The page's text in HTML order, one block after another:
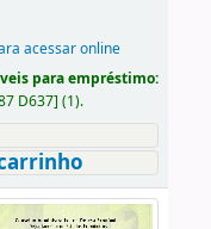
acessar online
para empréstimo:
D637] (1).